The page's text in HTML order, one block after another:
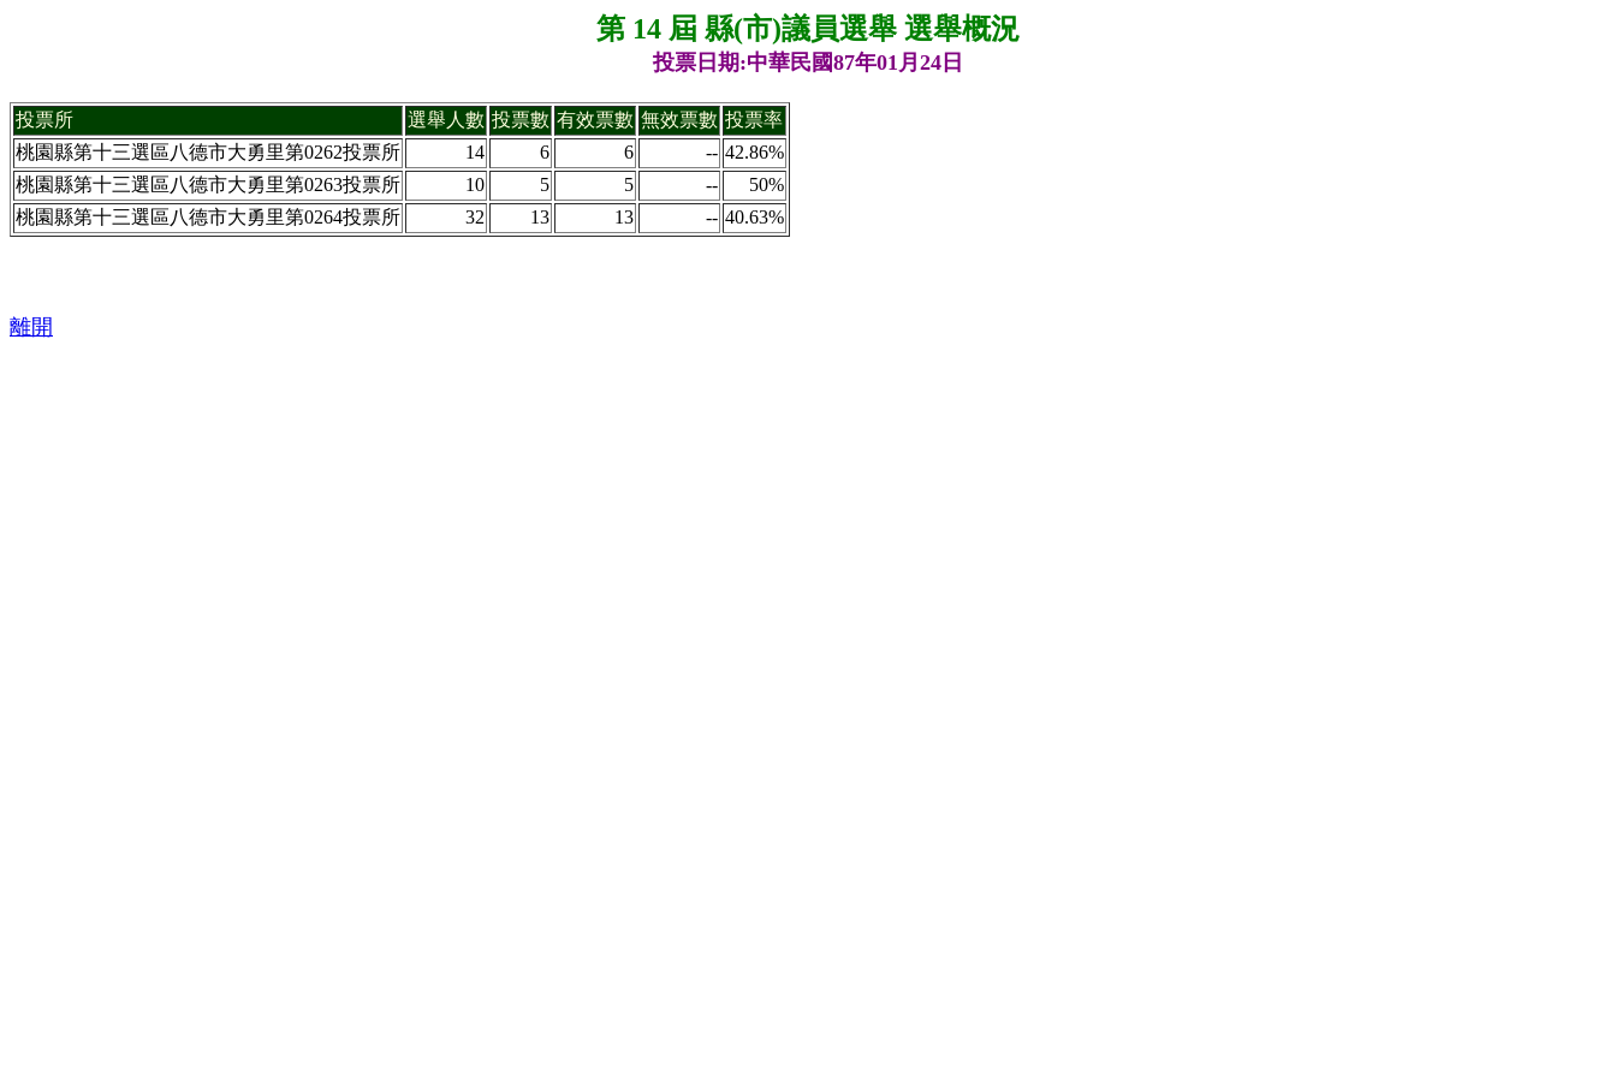
第 14 屆 縣(市)議員選舉 選舉概況
投票日期:中華民國87年01月24日
投票所 選舉人數 投票數 有效票數 無效票數 投票率
桃園縣第十三選區八德市大勇里第0262投票所
14 6 6 -- 42.86%
桃園縣第十三選區八德市大勇里第0263投票所
10 5 5 --
50%
桃園縣第十三選區八德市大勇里第0264投票所
32 13 13 -- 40.63%
離開